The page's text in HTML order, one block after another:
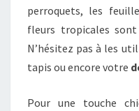
perroquets, les
fleurs tropicales
N’hésitez pas à les
tapis ou encore votre
Pour une touche